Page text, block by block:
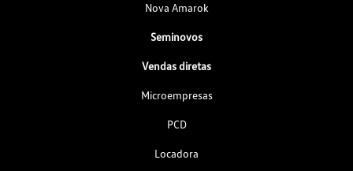
Nova Amarok
Seminovos
Vendas diretas
Microempresas
PCD
Locadora